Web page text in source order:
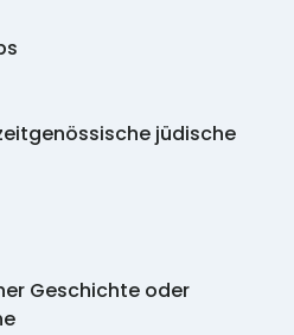
jüdische
Geschichte oder